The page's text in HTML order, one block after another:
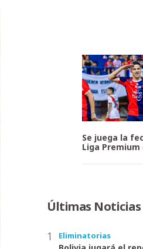
Se juega la
Liga
Últimas Noticias
Eliminatorias